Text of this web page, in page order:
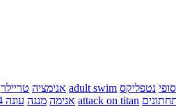
נטפליקס adult swim אנימציה טריילר
attack on titan אנימה מנגה עונה 4